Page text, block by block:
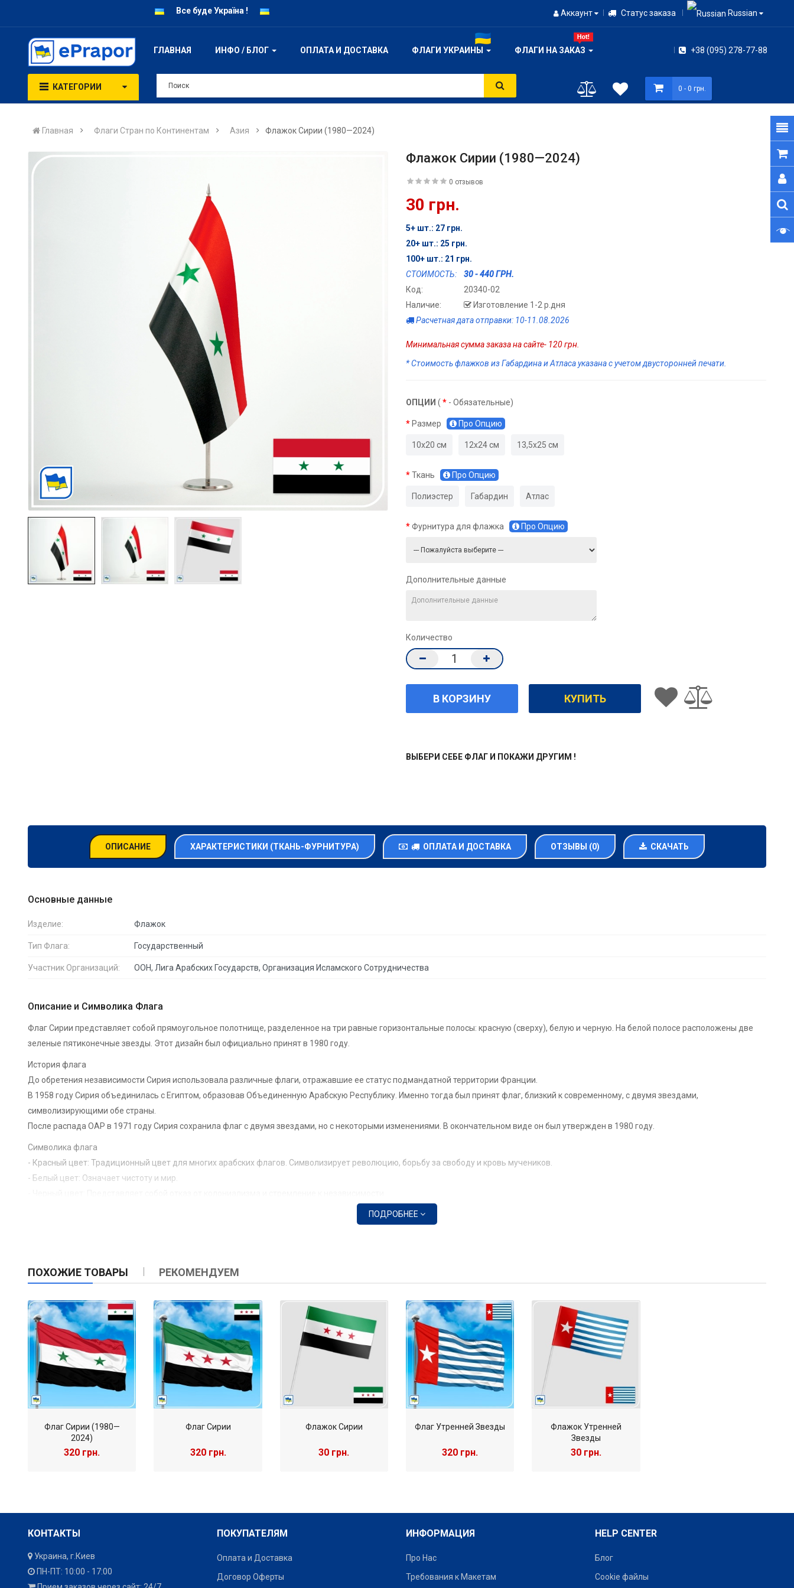
Все буде Україна ! Аккаунт Статус заказа Russian
ГЛАВНАЯ ИНФО / БЛОГ ОПЛАТА И ДОСТАВКА ФЛАГИ УКРАИНЫ ФЛАГИ НА ЗАКАЗ +38 (095) 278-77-88
КАТЕГОРИИ 0 - 0 грн.
Главная Флаги Стран по Континентам Азия Флажок Сирии (1980—2024)
Флажок Сирии (1980—2024)
0 отзывов
30 грн.
5+ шт.: 27 грн.
20+ шт.: 25 грн.
100+ шт.: 21 грн.
СТОИМОСТЬ:
30 - 440 ГРН.
Код:
20340-02
Наличие:
Изготовление 1-2 р.дня
Расчетная дата отправки: 10-11.08.2026
Минимальная сумма заказа на сайте- 120 грн.
* Стоимость флажков из Габардина и Атласа указана с учетом двусторонней печати.
ОПЦИИ (* - Обязательные)
Размер Про Опцию
10х20 см 12х24 см 13,5х25 см
Ткань Про Опцию
Полиэстер Габардин Атлас
Фурнитура для флажка Про Опцию
Дополнительные данные
Количество
ВЫБЕРИ СЕБЕ ФЛАГ И ПОКАЖИ ДРУГИМ !
ОПИСАНИЕ ХАРАКТЕРИСТИКИ (ТКАНЬ-ФУРНИТУРА) ОПЛАТА И ДОСТАВКА ОТЗЫВЫ (0) СКАЧАТЬ
Основные данные
Изделие: Флажок
Тип Флага: Государственный
Участник Организаций: ООН, Лига Арабских Государств, Организация Исламского Сотрудничества
Описание и Символика Флага
Флаг Сирии представляет собой прямоугольное полотнище, разделенное на три равные горизонтальные полосы: красную (сверху), белую и черную. На белой полосе расположены две
зеленые пятиконечные звезды. Этот дизайн был официально принят в 1980 году.
История флага
До обретения независимости Сирия использовала различные флаги, отражавшие ее статус подмандатной территории Франции.
В 1958 году Сирия объединилась с Египтом, образовав Объединенную Арабскую Республику. Именно тогда был принят флаг, близкий к современному, с двумя звездами,
символизирующими обе страны.
После распада ОАР в 1971 году Сирия сохранила флаг с двумя звездами, но с некоторыми изменениями. В окончательном виде он был утвержден в 1980 году.
Символика флага
- Красный цвет: Традиционный цвет для многих арабских флагов. Символизирует революцию, борьбу за свободу и кровь мучеников.
- Белый цвет: Означает чистоту и мир.
- Зеленые звезды: Изначально символизировали Египет и Сирию, но в современном контексте их значение расширилось. Они могут интерпретироваться как символы единства арабского
ПОДРОБНЕЕ
ПОХОЖИЕ ТОВАРЫ РЕКОМЕНДУЕМ
Флаг Сирии (1980—
2024)
320 грн.
Флаг Сирии
320 грн.
Флажок Сирии
30 грн.
Флаг Утренней Звезды
320 грн.
Флажок Утренней
Звезды
30 грн.
КОНТАКТЫ
Украина, г.Киев
ПН-ПТ: 10:00 - 17:00
ПОКУПАТЕЛЯМ
Оплата и Доставка
Договор Оферты
ИНФОРМАЦИЯ
Про Нас
Требования к Макетам
HELP CENTER
Блог
Cookie файлы